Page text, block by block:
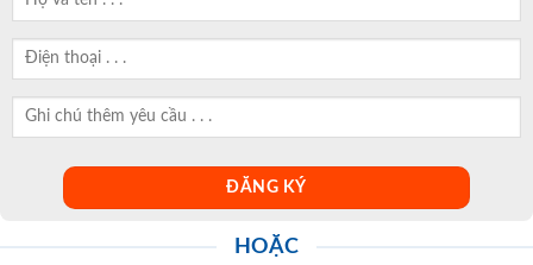
HOẶC